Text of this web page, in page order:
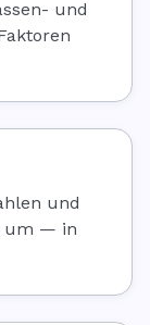
und
und
um — in